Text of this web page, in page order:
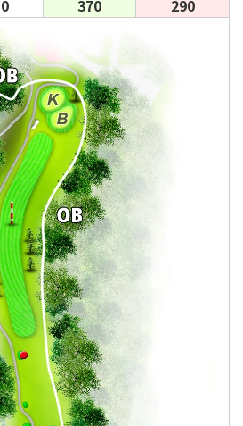
370 290